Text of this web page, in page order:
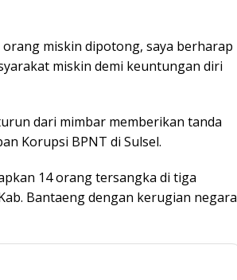
miskin dipotong, saya berharap
miskin demi keuntungan diri
dari mimbar memberikan tanda
Korupsi BPNT di Sulsel.
14 orang tersangka di tiga
Bantaeng dengan kerugian negara